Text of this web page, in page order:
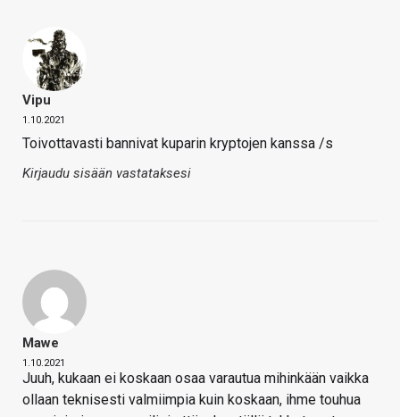
Vipu
1.10.2021
Toivottavasti bannivat kuparin kryptojen kanssa /s
Kirjaudu sisään vastataksesi
Mawe
1.10.2021
Juuh, kukaan ei koskaan osaa varautua mihinkään vaikka
ollaan teknisesti valmiimpia kuin koskaan, ihme touhua